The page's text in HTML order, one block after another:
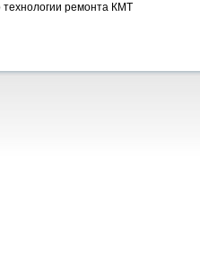
ремонта КМТ